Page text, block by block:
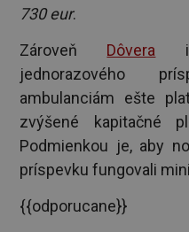
730 eur.
Zároveň Dôvera
jednorazového
ambulanciám ešte
zvýšené kapitačné
Podmienkou je, aby
príspevku fungovali
{{odporucane}}